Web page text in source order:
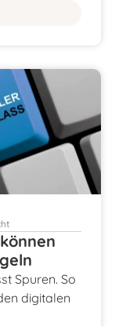
Spuren. So
digitalen